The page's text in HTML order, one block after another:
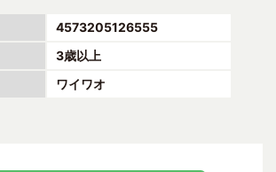
4573205126555
3歳以上
ワイワオ